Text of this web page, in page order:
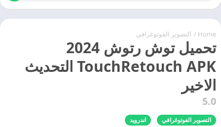
Home
/ التصوير الفوتوغرافي
تحميل توش رتوش 2024
TouchRetouch APK التحديث
الاخير
5.0
التصوير الفوتوغرافي اندرويد